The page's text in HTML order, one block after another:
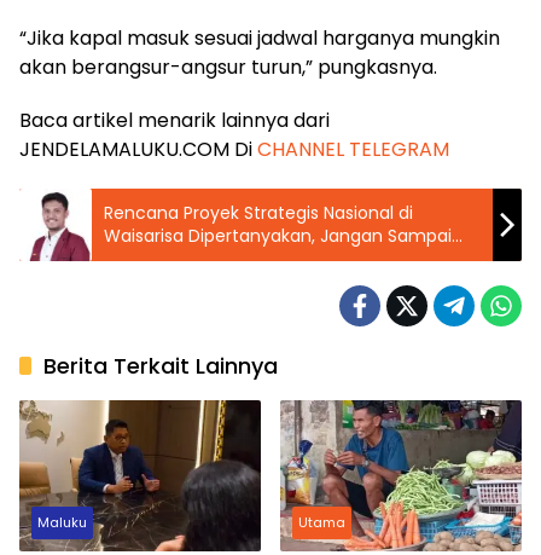
“Jika kapal masuk sesuai jadwal harganya mungkin
akan berangsur-angsur turun,” pungkasnya.
Baca artikel menarik lainnya dari
JENDELAMALUKU.COM DiCHANNEL TELEGRAM
Rencana Proyek Strategis Nasional di
Waisarisa Dipertanyakan, Jangan Sampai
Gagal Seperti Ambon New Port
Berita Terkait Lainnya
Maluku Utama